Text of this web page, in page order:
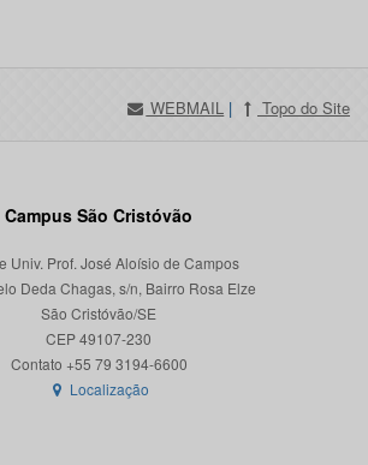
WEBMAIL | Topo do Site
Campus São Cristóvão
Univ. Prof. José Aloísio de Campos
Deda Chagas, s/n, Bairro Rosa Elze
São Cristóvão/SE
CEP 49107-230
Localização